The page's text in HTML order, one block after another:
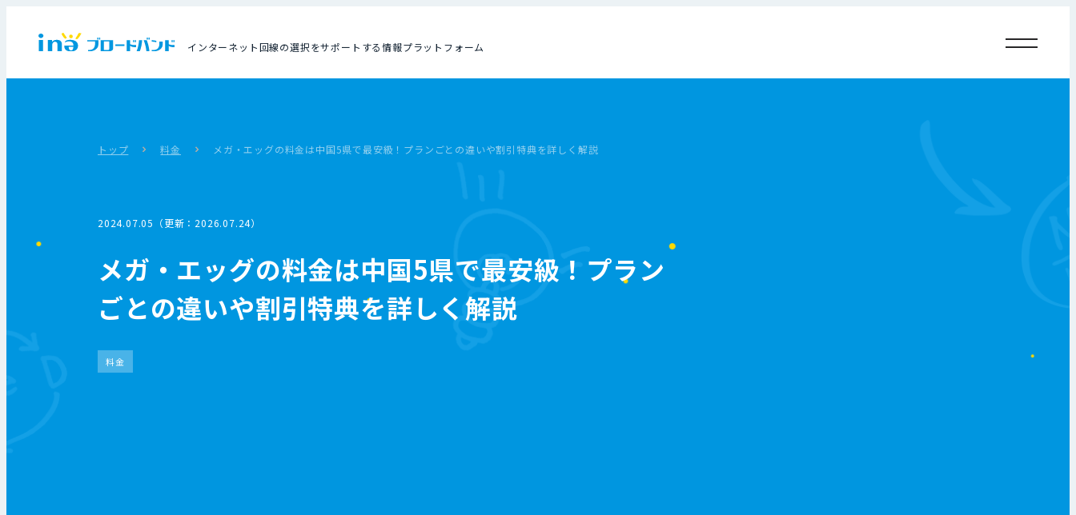
インターネット回線の選択をサポートする情報プラットフォーム
トップ 料金 メガ・エッグの料金は中国5県で最安級！プランごとの違いや割引特典を詳しく解説
2024.07.05（更新：2026.07.24）
メガ・エッグの料金は中国5県で最安級！プラン
ごとの違いや割引特典を詳しく解説
料金